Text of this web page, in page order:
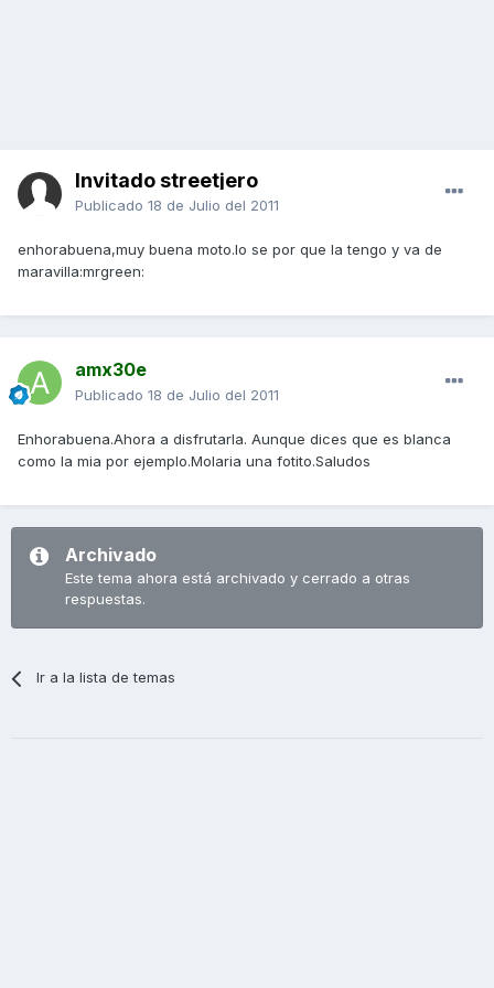
Invitado streetjero
Publicado 18 de Julio del 2011
enhorabuena,muy buena moto.lo se por que la tengo y va de
maravilla:mrgreen:
amx30e
Publicado 18 de Julio del 2011
Enhorabuena.Ahora a disfrutarla. Aunque dices que es blanca
como la mia por ejemplo.Molaria una fotito.Saludos
Archivado
Este tema ahora está archivado y cerrado a otras
respuestas.
Ir a la lista de temas